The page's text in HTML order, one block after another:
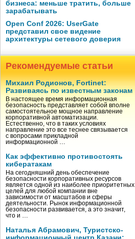
бизнеса: меньше тратить, больше
зарабатывать
Open Conf 2026: UserGate
представил свое видение
архитектуры сетевого доверия
Рекомендуемые статьи
Михаил Родионов, Fortinet:
Развиваясь по известным законам
В настоящее время информационная
безопасность представляет собой вполне
самостоятельное мощное направление
корпоративной автоматизации.
Естественно, что в таких условиях
направление это все теснее связывается
с вопросами прикладной
информационной …
Как эффективно противостоять
кибератакам
На сегодняшний день обеспечение
безопасности корпоративных ресурсов
является одной из наиболее приоритетных
целей для любой компании вне
зависимости от масштабов и сферы
деятельности. Рынок информационной
безопасности развивается, а это значит,
что и …
Наталья Абрамович, Туристско-